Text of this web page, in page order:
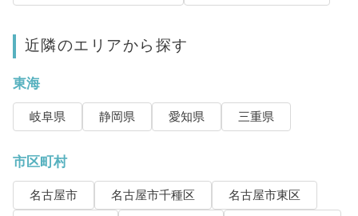
近隣のエリアから探す
東海
岐阜県 静岡県 愛知県 三重県
市区町村
名古屋市 名古屋市千種区
名古屋市東区